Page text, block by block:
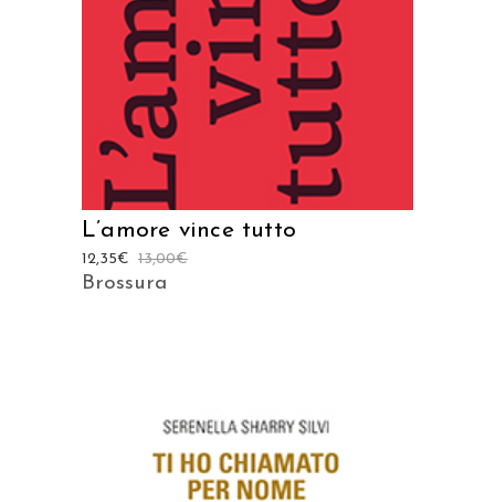
AGGIUNGI AL CARRELLO
L’amore vince tutto
13,00€
12,35€
Brossura